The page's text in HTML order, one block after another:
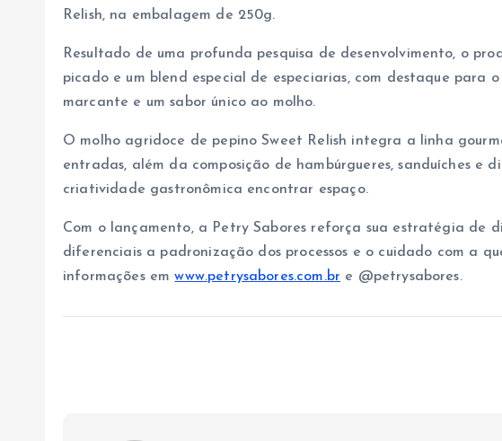
Relish, na embalagem de 250g.
Resultado de uma profunda pesquisa de desenvolvimento, o
picado e um blend especial de especiarias, com destaque para
marcante e um sabor único ao molho.
O molho agridoce de pepino Sweet Relish integra a linha
entradas, além da composição de hambúrgueres, sanduíches e
criatividade gastronômica encontrar espaço.
Com o lançamento, a Petry Sabores reforça sua estratégia de
diferenciais a padronização dos processos e o cuidado com a
informações emwww.petrysabores.com.br e @petrysabores.